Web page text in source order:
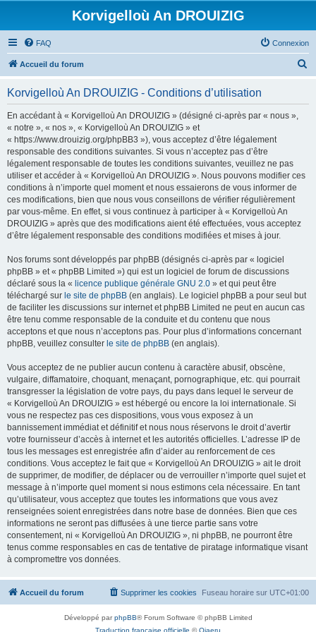
Korvigelloù An DROUIZIG
FAQ Connexion
Accueil du forum
Korvigelloù An DROUIZIG - Conditions d’utilisation
En accédant à « Korvigelloù An DROUIZIG » (désigné ci-après par « nous »,
« notre », « nos », « Korvigelloù An DROUIZIG » et
« https://www.drouizig.org/phpBB3 »), vous acceptez d’être légalement
responsable des conditions suivantes. Si vous n’acceptez pas d’être
légalement responsable de toutes les conditions suivantes, veuillez ne pas
utiliser et accéder à « Korvigelloù An DROUIZIG ». Nous pouvons modifier ces
conditions à n’importe quel moment et nous essaierons de vous informer de
ces modifications, bien que nous vous conseillons de vérifier régulièrement
par vous-même. En effet, si vous continuez à participer à « Korvigelloù An
DROUIZIG » après que des modifications aient été effectuées, vous acceptez
d’être légalement responsable des conditions modifiées et mises à jour.
Nos forums sont développés par phpBB (désignés ci-après par « logiciel
phpBB » et « phpBB Limited ») qui est un logiciel de forum de discussions
déclaré sous la « licence publique générale GNU 2.0 » et qui peut être
téléchargé sur le site de phpBB (en anglais). Le logiciel phpBB a pour seul but
de faciliter les discussions sur internet et phpBB Limited ne peut en aucun cas
être tenu comme responsable de la conduite et du contenu que nous
acceptons et que nous n’acceptons pas. Pour plus d’informations concernant
phpBB, veuillez consulter le site de phpBB (en anglais).
Vous acceptez de ne publier aucun contenu à caractère abusif, obscène,
vulgaire, diffamatoire, choquant, menaçant, pornographique, etc. qui pourrait
transgresser la législation de votre pays, du pays dans lequel le serveur de
« Korvigelloù An DROUIZIG » est hébergé ou encore la loi internationale. Si
vous ne respectez pas ces dispositions, vous vous exposez à un
bannissement immédiat et définitif et nous nous réservons le droit d’avertir
votre fournisseur d’accès à internet et les autorités officielles. L’adresse IP de
tous les messages est enregistrée afin d’aider au renforcement de ces
conditions. Vous acceptez le fait que « Korvigelloù An DROUIZIG » ait le droit
de supprimer, de modifier, de déplacer ou de verrouiller n’importe quel sujet et
message à n’importe quel moment si nous estimons cela nécessaire. En tant
qu’utilisateur, vous acceptez que toutes les informations que vous avez
renseignées soient enregistrées dans notre base de données. Bien que ces
informations ne seront pas diffusées à une tierce partie sans votre
consentement, ni « Korvigelloù An DROUIZIG », ni phpBB, ne pourront être
tenus comme responsables en cas de tentative de piratage informatique visant
à compromettre vos données.
Accueil du forum Fuseau horaire sur UTC+01:00
Supprimer les cookies
Développé parphpBB® Forum Software © phpBB Limited
Traduction française officielle ©Qiaeru